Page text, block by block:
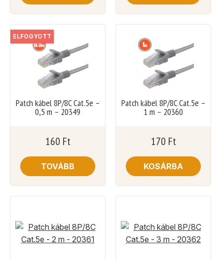
ELFOGYOTT
Patch kábel 8P/8C Cat.5e –
0,5 m – 20349
160 Ft
TOVÁBB
Patch kábel 8P/8C Cat.5e –
1 m – 20360
170 Ft
KOSÁRBA